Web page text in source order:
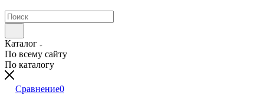
Каталог
По всему сайту
По каталогу
Сравнение0